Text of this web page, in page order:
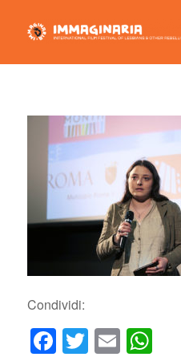
Condividi:
Facebook
Twitter
Email